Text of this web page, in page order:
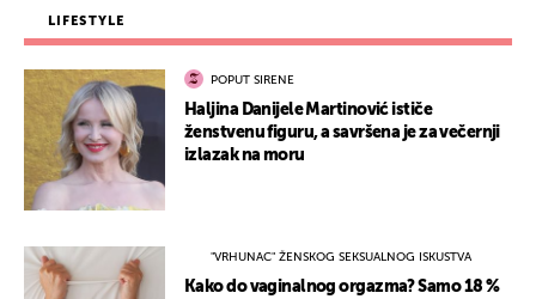
LIFESTYLE
POPUT SIRENE
Haljina Danijele Martinović ističe
ženstvenu figuru, a savršena je za večernji
izlazak na moru
"VRHUNAC" ŽENSKOG SEKSUALNOG ISKUSTVA
Kako do vaginalnog orgazma? Samo 18 %